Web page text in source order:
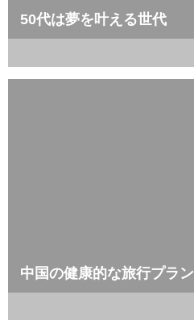
50代は夢を叶える世代
中国の健康的な旅行プラン